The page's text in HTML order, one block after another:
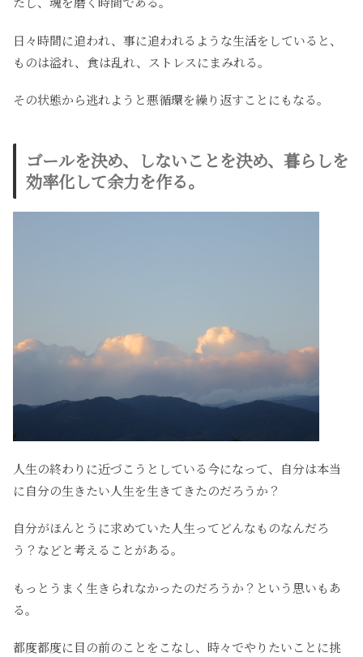
日々時間に追われ、事に追われるような生活をしていると、
ものは溢れ、食は乱れ、ストレスにまみれる。
その状態から逃れようと悪循環を繰り返すことにもなる。
ゴールを決め、しないことを決め、暮らしを
効率化して余力を作る。
人生の終わりに近づこうとしている今になって、自分は本当
に自分の生きたい人生を生きてきたのだろうか？
自分がほんとうに求めていた人生ってどんなものなんだろ
う？などと考えることがある。
もっとうまく生きられなかったのだろうか？という思いもあ
る。
都度都度に目の前のことをこなし、時々でやりたいことに挑